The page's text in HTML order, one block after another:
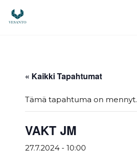
sisältöön
« Kaikki Tapahtumat
Tämä tapahtuma on mennyt.
VAKT JM
27.7.2024 - 10:00